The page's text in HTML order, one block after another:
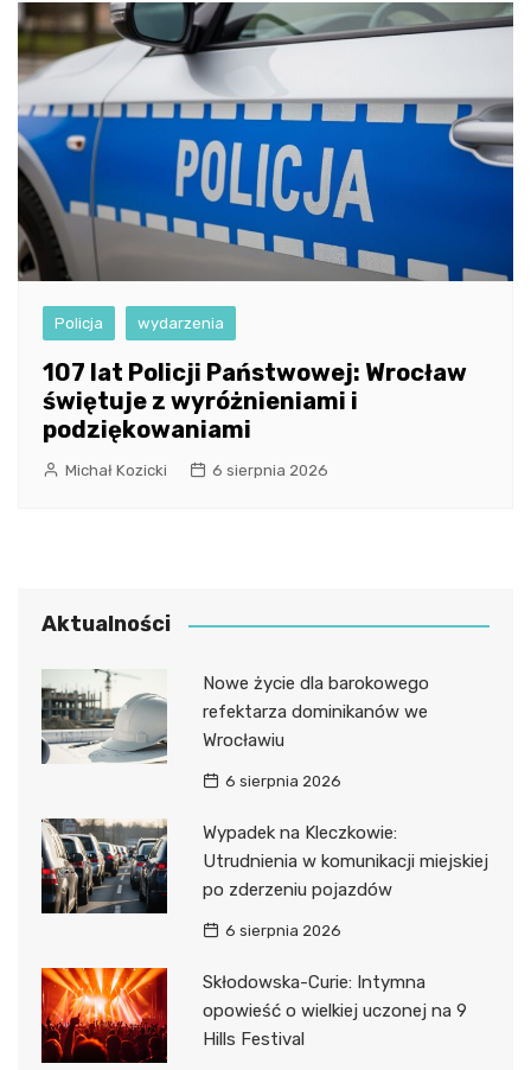
Policja wydarzenia
107 lat Policji Państwowej: Wrocław
świętuje z wyróżnieniami i
podziękowaniami
Michał Kozicki 6 sierpnia 2026
Aktualności
Nowe życie dla barokowego
refektarza dominikanów we
Wrocławiu
6 sierpnia 2026
Wypadek na Kleczkowie:
Utrudnienia w komunikacji miejskiej
po zderzeniu pojazdów
6 sierpnia 2026
Skłodowska-Curie: Intymna
opowieść o wielkiej uczonej na 9
Hills Festival